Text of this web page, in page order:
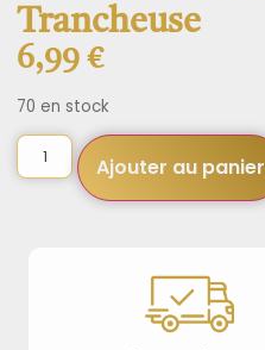
Trancheuse
6,99€
70 en stock
Ajouter au panier